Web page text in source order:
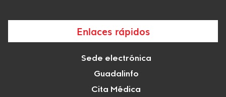
Enlaces rápidos
Sede electrónica
Guadalinfo
Cita Médica